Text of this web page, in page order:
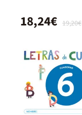
19,20€
18,24€